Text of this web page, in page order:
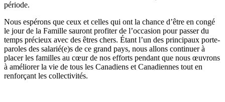
période.
Nous espérons que ceux et celles qui ont la chance d’être en congé
le jour de la Famille sauront profiterde l’occasion pour passer du
temps précieux avec des êtres chers. Étant l’un des principaux porte-
paroles des salarié(e)s de ce grand pays, nous allons continuer à
placer les familles au cœurde nos efforts pendant que nous œuvrons
à améliorerla vie de tous les Canadiens et Canadiennes tout en
renforçant les collectivités.